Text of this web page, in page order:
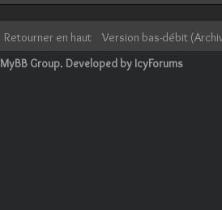
Retourner en haut
Version bas-débit
MyBB Group. Developed by IcyForums